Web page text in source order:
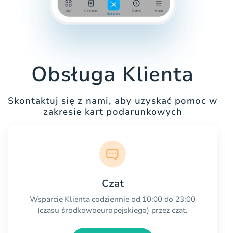
Obsługa Klienta
Skontaktuj się z nami, aby uzyskać pomoc w
zakresie kart podarunkowych
Czat
Wsparcie Klienta codziennie od 10:00 do 23:00
(czasu środkowoeuropejskiego) przez czat.